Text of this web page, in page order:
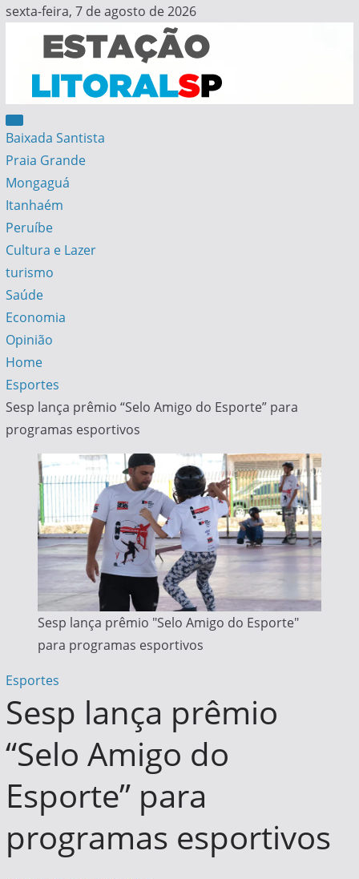
Skip
content
sexta-feira, 7 de agosto de 2026
Estação Litoral SP
Notícias da Baixada Santista
Baixada Santista
Praia Grande
Mongaguá
Itanhaém
Peruíbe
Cultura e Lazer
turismo
Saúde
Economia
Opinião
Home
Esportes
Sesp lança prêmio “Selo Amigo do Esporte” para
programas esportivos
Sesp lança prêmio "Selo Amigo do Esporte"
para programas esportivos
Esportes
Sesp lança prêmio
“Selo Amigo do
Esporte” para
programas esportivos